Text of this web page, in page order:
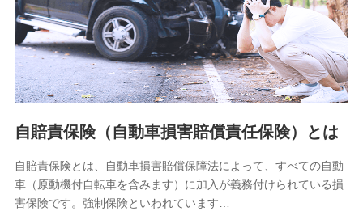
〒103-0013 東京都中央区日本橋人形町2-14-10 アーバン
ネット日本橋ビル 3F
株式会社ドコモ・インシュアランス
個人情報の第三者提供について
除き、第三者に提供いたしません。
業務の委託
当社は利用目的の達成に必要な範囲内において個人情報の取
自賠責保険（自動車損害賠償責任保険）とは
自賠責保険とは、自動車損害賠償保障法によって、すべての自動
車（原動機付自転車を含みます）に加入が義務付けられている損
害保険です。強制保険といわれています…